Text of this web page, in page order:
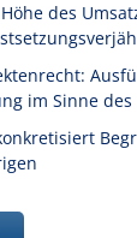
des
im Sinne des